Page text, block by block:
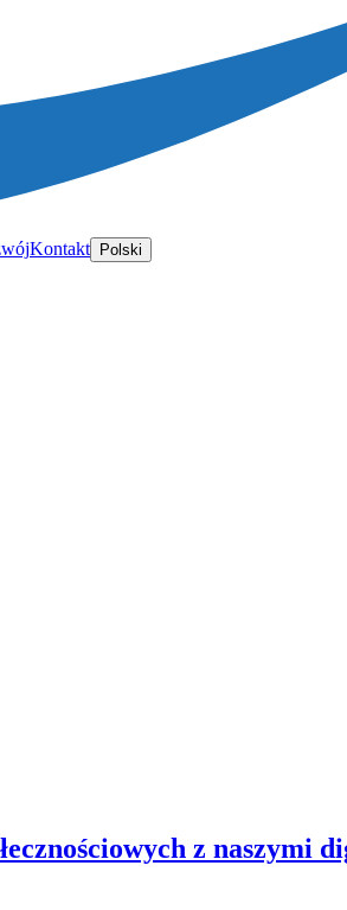
Kontakt Polski
z naszymi